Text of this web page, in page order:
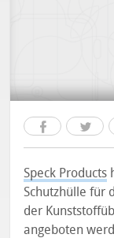
Speck Products
Schutzhülle für
der
angeboten